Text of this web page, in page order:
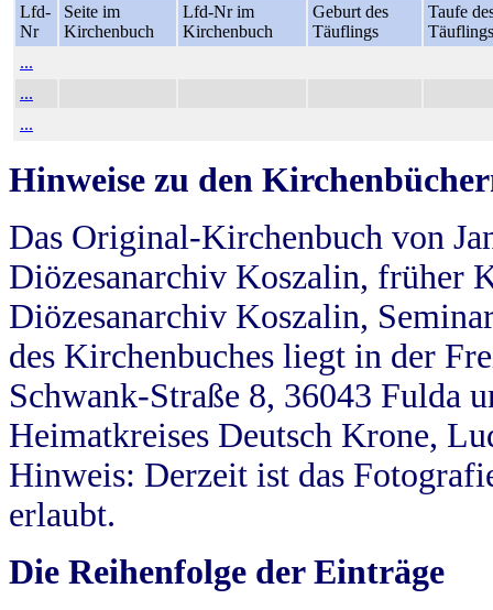
Lfd-
Nr
Seite im
Kirchenbuch
Lfd-Nr im
Kirchenbuch
Geburt des
Täuflings
Taufe
Täuflings
...
...
...
Hinweise zu den
Das Original-Kirchenbuch von
Diözesanarchiv Koszalin, früher
Diözesanarchiv Koszalin,
des Kirchenbuches liegt in der
Schwank-Straße 8, 36043 Fulda
Heimatkreises Deutsch Krone,
Hinweis: Derzeit ist das
erlaubt.
Die Reihenfolge der Einträge